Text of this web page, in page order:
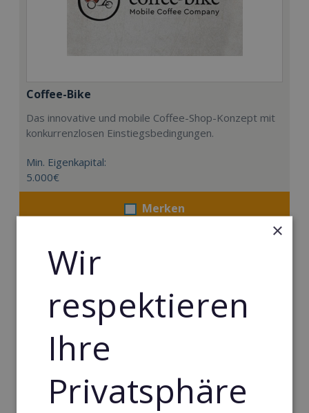
Coffee-Bike
Das innovative und mobile Coffee-Shop-Konzept mit
konkurrenzlosen Einstiegsbedingungen.
Min. Eigenkapital:
5.000€
Merken
×
Wir
respektieren
Ihre
Privatsphäre